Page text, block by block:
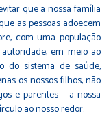
que a nossa família
as pessoas adoecem
com uma população
em meio ao
do sistema de saúde,
os nossos filhos, não
e parentes – a nossa
ao nosso redor.